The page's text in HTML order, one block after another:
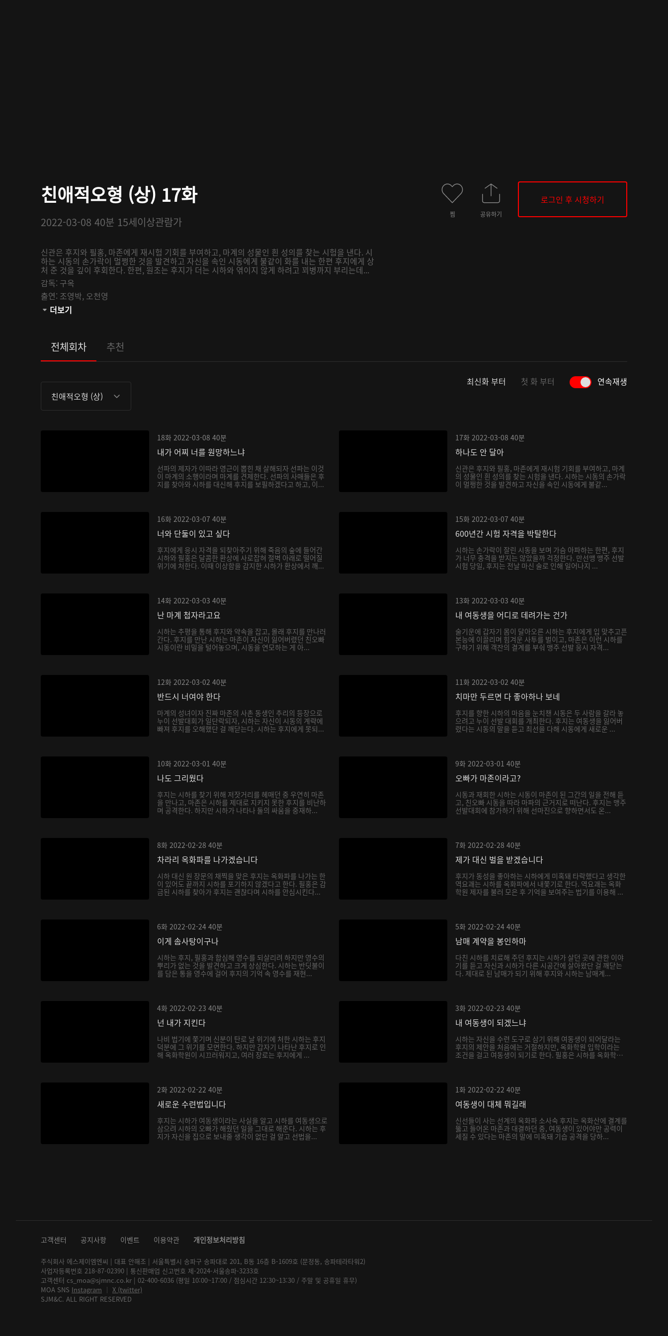
친애적오형 (상) 17화
2022-03-08 40분 15세이상관람가
신관은 후지와 필홍, 마존에게 재시험 기회를 부여하고, 마계의 성물인 흰 성의를 찾는 시험을 낸다. 시
하는 시동의 손가락이 멀쩡한 것을 발견하고 자신을 속인 시동에게 불같이 화를 내는 한편 후지에게 상
처 준 것을 깊이 후회한다. 한편, 원조는 후지가 더는 시하와 엮이지 않게 하려고 꾀병까지 부리는데...
감독: 구옥
출연: 조영박, 오천영
관람등급:
더보기
찜 공유하기
로그인 후 시청하기
전체회차 추천
친애적오형 (상)
최신화 부터 첫 화 부터 연속재생
18화 2022-03-08 40분
내가 어찌 너를 원망하느냐
선파의 제자가 이따라 영근이 뽑힌 채 살해되자 선파는 이것
이 마계의 소행이라며 마계를 견제한다. 선파의 사매들은 후
지를 찾아와 시하를 대신해 후지를 보필하겠다고 하고, 이...
17화 2022-03-08 40분
하나도 안 달아
신관은 후지와 필홍, 마존에게 재시험 기회를 부여하고, 마계
의 성물인 흰 성의를 찾는 시험을 낸다. 시하는 시동의 손가락
이 멀쩡한 것을 발견하고 자신을 속인 시동에게 불같...
16화 2022-03-07 40분
너와 단둘이 있고 싶다
후지에게 응시 자격을 되찾아주기 위해 죽음의 숲에 들어간
시하와 필홍은 달콤한 환상에 사로잡혀 절벽 아래로 떨어질
위기에 처한다. 이때 이상함을 감지한 시하가 환상에서 깨...
15화 2022-03-07 40분
600년간 시험 자격을 박탈한다
시하는 손가락이 잘린 시동을 보며 가슴 아파하는 한편, 후지
가 너무 충격을 받지는 않았을까 걱정한다. 만선맹 맹주 선발
시험 당일, 후지는 전날 마신 술로 인해 일어나지 ...
14화 2022-03-03 40분
난 마계 첩자라고요
시하는 추평을 통해 후지와 약속을 잡고, 몰래 후지를 만나러
간다. 후지를 만난 시하는 마존이 자신이 잃어버렸던 친오빠
시동이란 비밀을 털어놓으며, 시동을 연모하는 게 아...
13화 2022-03-03 40분
내 여동생을 어디로 데려가는 건가
술기운에 갑자기 몸이 달아오른 시하는 후지에게 입 맞추고픈
본능에 이끌리며 힘겨운 사투를 벌이고, 마존은 이런 시하를
구하기 위해 객잔의 결계를 부숴 맹주 선발 응시 자격...
12화 2022-03-02 40분
반드시 너여야 한다
마계의 성녀이자 진짜 마존의 사촌 동생인 추리의 등장으로
누이 선발대회가 일단락되자, 시하는 자신이 시동의 계략에
빠져 후지를 오해했단 걸 깨닫는다. 시하는 후지에게 못되...
11화 2022-03-02 40분
치마만 두르면 다 좋아하나 보네
후지를 향한 시하의 마음을 눈치챈 시동은 두 사람을 갈라 놓
으려고 누이 선발 대회를 개최한다. 후지는 여동생을 잃어버
렸다는 시동의 말을 듣고 최선을 다해 시동에게 새로운 ...
10화 2022-03-01 40분
나도 그리웠다
후지는 시하를 찾기 위해 저잣거리를 헤매던 중 우연히 마존
을 만나고, 마존은 시하를 제대로 지키지 못한 후지를 비난하
며 공격한다. 하지만 시하가 나타나 둘의 싸움을 중재하...
9화 2022-03-01 40분
오빠가 마존이라고?
시동과 재회한 시하는 시동이 마존이 된 그간의 일을 전해 듣
고, 친오빠 시동을 따라 마파의 근거지로 떠난다. 후지는 맹주
선발대회에 참가하기 위해 선마진으로 향하면서도 온...
8화 2022-02-28 40분
차라리 옥화파를 나가겠습니다
시하 대신 원 장문의 채찍을 맞은 후지는 옥화파를 나가는 한
이 있어도 끝까지 시하를 포기하지 않겠다고 한다. 필홍은 감
금된 시하를 찾아가 후지는 괜찮다며 시하를 안심시킨다...
7화 2022-02-28 40분
제가 대신 벌을 받겠습니다
후지가 동성을 좋아하는 시하에게 미혹돼 타락했다고 생각한
역요괘는 시하를 옥화파에서 내쫓기로 한다. 역요괘는 옥화
학원 제자를 불러 모은 후 기억을 보여주는 법기를 이용해 ...
6화 2022-02-24 40분
이게 솜사탕이구나
시하는 후지, 필홍과 합심해 영수를 되살리려 하지만 영수의
뿌리가 없는 것을 발견하고 크게 상심한다. 시하는 반딧불이
를 담은 통을 영수에 걸어 후지의 기억 속 영수를 재현...
5화 2022-02-24 40분
남매 계약을 봉인하마
다친 시하를 치료해 주던 후지는 시하가 살던 곳에 관한 이야
기를 듣고 자신과 시하가 다른 시공간에 살아왔단 걸 깨닫는
다. 제대로 된 남매가 되기 위해 후지와 시하는 남매계...
4화 2022-02-23 40분
넌 내가 지킨다
나비 법기에 쫓기며 신분이 탄로 날 위기에 처한 시하는 후지
덕분에 그 위기를 모면한다. 하지만 갑자기 나타난 후지로 인
해 옥화학원이 시끄러워지고, 여러 장로는 후지에게 ...
3화 2022-02-23 40분
내 여동생이 되겠느냐
시하는 자신을 수련 도구로 삼기 위해 여동생이 되어달라는
후지의 제안을 처음에는 거절하지만, 옥화학원 입학이라는
조건을 걸고 여동생이 되기로 한다. 필홍은 시하를 옥화학
2화 2022-02-22 40분
새로운 수련법입니다
후지는 시하가 여동생이라는 사실을 알고 시하를 여동생으로
삼으려 시하의 오빠가 해줬던 일을 그대로 해준다. 시하는 후
지가 자신을 집으로 보내줄 생각이 없단 걸 알고 선법을...
1화 2022-02-22 40분
여동생이 대체 뭐길래
신선들이 사는 선계의 옥화파 소사숙 후지는 옥화산에 결계를
뚫고 들어온 마존과 대결하던 중, 여동생이 있어야만 공력이
세질 수 있다는 마존의 말에 미혹돼 기습 공격을 당하...
고객센터 공지사항 이벤트 이용약관 개인정보처리방침
주식회사 에스제이엠엔씨 | 대표 안해조 | 서울특별시 송파구 송파대로 201, B동 16층 B-1609호 (문정동, 송파테라타워2)
사업자등록번호 218-87-02390 | 통신판매업 신고번호 제-2024-서울송파-3233호
고객센터 cs_moa@sjmnc.co.kr | 02-400-6036 (평일 10:00~17:00 / 점심시간 12:30~13:30 / 주말 및 공휴일 휴무)
MOA SNS Instagram │ X (twitter)
SJM&C. ALL RIGHT RESERVED